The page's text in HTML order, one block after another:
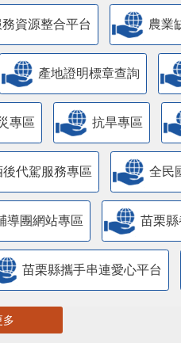
資源整合平台 農業
產地證明標章查詢
專區 抗旱專區
後代駕服務專區 全民
導團網站專區 苗栗
苗栗縣攜手串連愛心平台
多